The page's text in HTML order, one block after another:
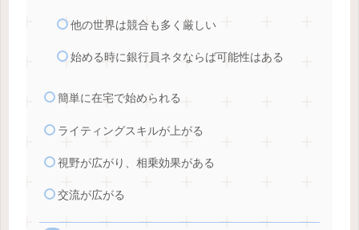
他の世界は競合も多く厳しい
始める時に銀行員ネタならば可能性はある
簡単に在宅で始められる
ライティングスキルが上がる
視野が広がり、相乗効果がある
交流が広がる